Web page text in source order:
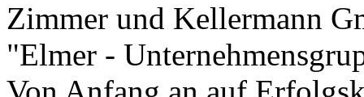
Zimmer und Kellermann
"Elmer -